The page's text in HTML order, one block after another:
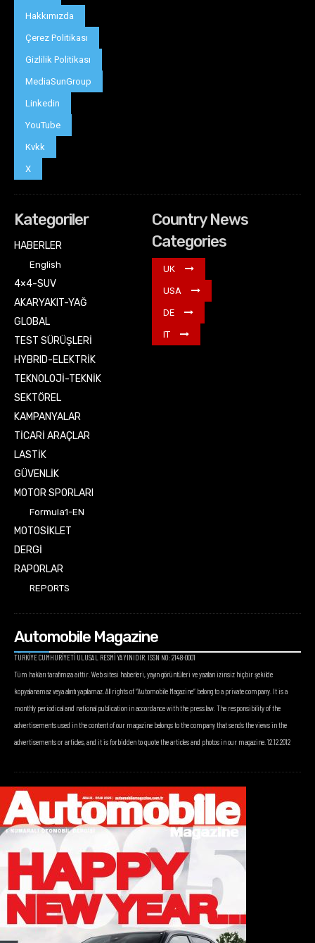
Hakkımızda
Çerez Politikası
Gizlilik Politikası
MediaSunGroup
Linkedin
YouTube
Kvkk
X
Kategoriler
HABERLER
English
4×4-SUV
AKARYAKIT-YAĞ
GLOBAL
TEST SÜRÜŞLERİ
HYBRID-ELEKTRİK
TEKNOLOJİ-TEKNİK
SEKTÖREL
KAMPANYALAR
TİCARİ ARAÇLAR
LASTİK
GÜVENLİK
MOTOR SPORLARI
Formula1-EN
MOTOSİKLET
DERGİ
RAPORLAR
REPORTS
Country News
Categories
UK
USA
DE
IT
Automobile Magazine
TÜRKİYE CUMHURİYETİ ULUSAL RESMİ YAYINIDIR. ISSN NO: 2148-0001
Tüm hakları tarafımıza aittir. Web sitesi haberleri, yayın görüntüleri ve yazıları izinsiz hiçbir şekilde
kopyalanamaz veya alıntı yapılamaz. All rights of “Automobile Magazine” belong to a private company. It is a
monthly periodical and national publication in accordance with the press law. The responsibility of the
advertisements used in the content of our magazine belongs to the company that sends the views in the
advertisements or articles, and it is forbidden to quote the articles and photos in our magazine. 12.12.2012